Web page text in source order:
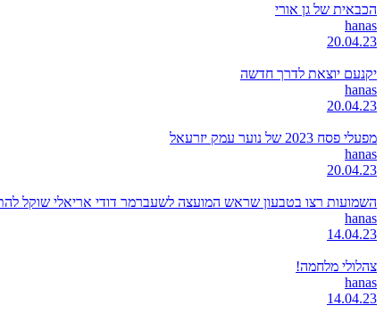
הכבאית של גן אורי
hanas
20.04.23
יקנעם יוצאת לדרך חדשה
hanas
20.04.23
מפעלי פסח 2023 של נוער עמק יזרעאל
hanas
20.04.23
השמועות רצו בטבעון שראש המועצה לשעברמר דודי אריאלי שוקל
hanas
14.04.23
צהלולי מלחמה!
hanas
14.04.23